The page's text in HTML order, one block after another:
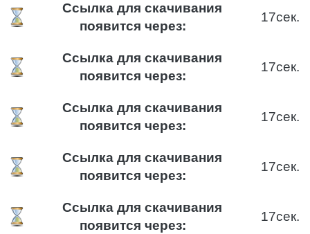
Ссылка для скачивания
появится через:
16сек.
Ссылка для скачивания
появится через:
16сек.
Ссылка для скачивания
появится через:
16сек.
Ссылка для скачивания
появится через:
16сек.
Ссылка для скачивания
появится через:
16сек.